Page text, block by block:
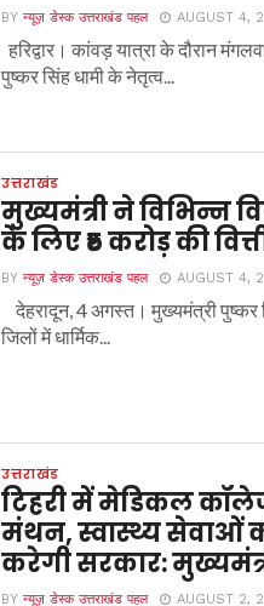
BYन्यूज़ डेस्क उत्तराखंड पहल AUGUST 4,
हरिद्वार। कांवड़ यात्रा के दौरान
पुष्कर सिंह धामी के नेतृत्व...
उत्तराखंड
मुख्यमंत्री ने विभिन्न
के लिए ₹5 करोड़ की
BYन्यूज़ डेस्क उत्तराखंड पहल AUGUST 4,
देहरादून, 4 अगस्त। मुख्यमंत्री पुष्कर
जिलों में धार्मिक...
उत्तराखंड
टिहरी में मेडिकल
मंथन, स्वास्थ्य सेवाओं
करेगी सरकार:
BYन्यूज़ डेस्क उत्तराखंड पहल AUGUST 2,